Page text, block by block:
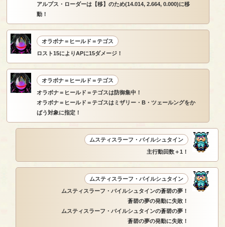
アルプス・ローダーは【移】のため(14.014, 2.664, 0.000)に移
動！
オラボナ＝ヒールド＝テゴス
ロスト15によりAPに15ダメージ！
オラボナ＝ヒールド＝テゴス
オラボナ＝ヒールド＝テゴスは防御集中！
オラボナ＝ヒールド＝テゴスはミザリー・B・ツェールングをか
ばう対象に指定！
ムスティスラーフ・バイルシュタイン
主行動回数＋1！
ムスティスラーフ・バイルシュタイン
ムスティスラーフ・バイルシュタインの蒼碧の夢！
蒼碧の夢の発動に失敗！
ムスティスラーフ・バイルシュタインの蒼碧の夢！
蒼碧の夢の発動に失敗！